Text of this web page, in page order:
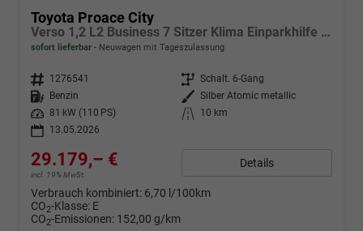
Toyota Proace City
Verso 1,2 L2 Business 7 Sitzer Klima Einparkhilfe Apple Tempomat DAB 10 Zoll Display Regensensor
sofort lieferbar Neuwagen mit Tageszulassung
Fahrzeugnr. 1276541 Getriebe Schalt. 6-Gang
Kraftstoff
Benzin Außenfarbe Silber Atomic metallic
Leistung
81 kW (110 PS) Kilometerstand
10 km
13.05.2026
29.179,– €
incl. 19% MwSt.
Details
Verbrauch kombiniert: 6,70 l/100km
CO2-Klasse: E
CO2-Emissionen: 152,00 g/km